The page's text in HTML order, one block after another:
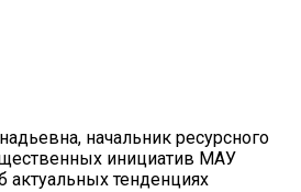
начальник ресурсного
инициатив МАУ
актуальных тенденциях